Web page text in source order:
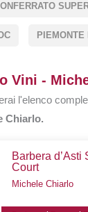
PIEMONTE
Vini -
l'elenco
Chiarlo.
Barbera d’Asti
Court
Michele Chiarlo